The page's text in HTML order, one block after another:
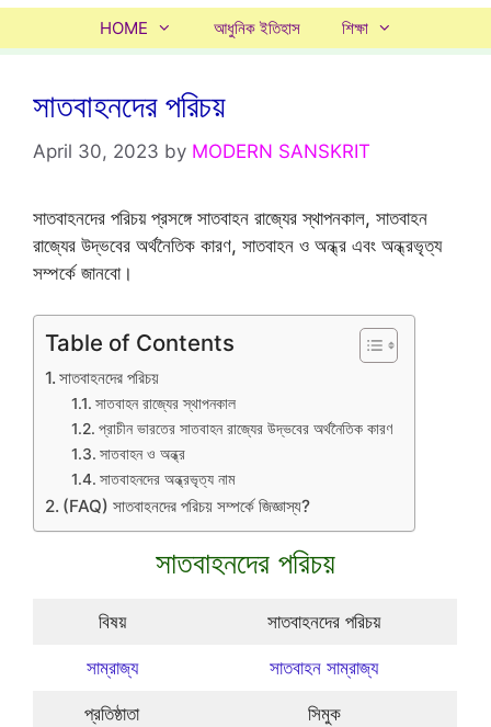
HOME আধুনিক ইতিহাস শিক্ষা
সাতবাহনদের পরিচয়
April 30, 2023 by MODERN SANSKRIT
সাতবাহনদের পরিচয় প্রসঙ্গে সাতবাহন রাজ্যের স্থাপনকাল, সাতবাহন
রাজ্যের উদ্ভবের অর্থনৈতিক কারণ, সাতবাহন ও অন্ধ্র এবং অন্ধ্রভৃত্য
সম্পর্কে জানবো।
Table of Contents
সাতবাহনদের পরিচয়
সাতবাহন রাজ্যের স্থাপনকাল
প্রাচীন ভারতের সাতবাহন রাজ্যের উদ্ভবের অর্থনৈতিক কারণ
সাতবাহন ও অন্ধ্র
সাতবাহনদের অন্ধ্রভৃত্য নাম
(FAQ) সাতবাহনদের পরিচয় সম্পর্কে জিজ্ঞাস্য?
সাতবাহনদের পরিচয়
বিষয় সাতবাহনদের পরিচয়
সাম্রাজ্য সাতবাহন সাম্রাজ্য
প্রতিষ্ঠাতা সিমুক